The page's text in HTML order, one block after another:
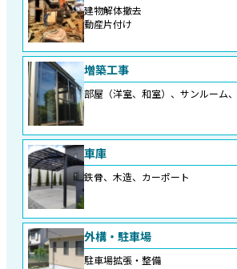
建物解体撤去
動産片付け
増築工事
部屋（洋室、和室）、サンルーム
車庫
鉄骨、木造、カーポート
外構・駐車場
駐車場拡張・整備